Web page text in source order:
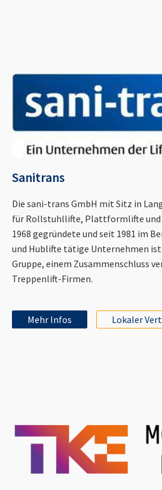
Sanitrans
Die sani-trans GmbH mit Sitz in
für Rollstuhllifte, Plattformlifte und
1968 gegründete und seit 1981 im
und Hublifte tätige Unternehmen
Gruppe, einem Zusammenschluss
Treppenlift-Firmen.
Mehr Infos Lokaler